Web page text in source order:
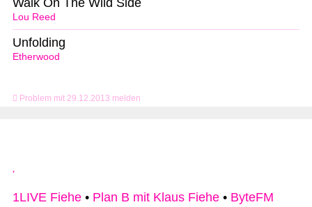
Problem mit 29.12.2013 melden
Lou Reed
Etherwood
Unfolding
1LIVE Fiehe • Plan B mit Klaus Fiehe • ByteFM